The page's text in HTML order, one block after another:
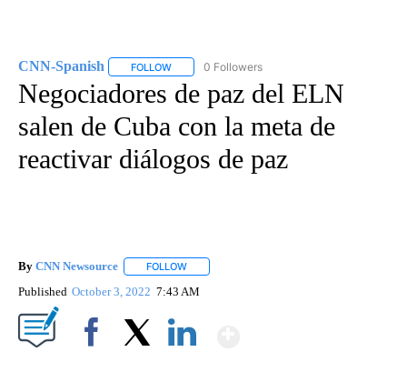
CNN-Spanish FOLLOW FOLLOW "CNN-SPANISH" TO RECEIVE
0 Followers
Negociadores de paz del ELN
salen de Cuba con la meta de
reactivar diálogos de paz
By CNN Newsource FOLLOW
Published October 3, 2022 7:43 AM